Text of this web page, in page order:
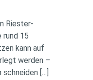
Riester-
rund 15
kann auf
werden –
schneiden […]